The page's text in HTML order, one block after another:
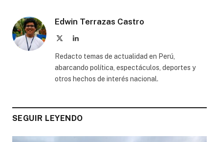
Edwin Terrazas Castro
LinkedIn
Redacto temas de actualidad en Perú,
abarcando política, espectáculos, deportes y
otros hechos de interés nacional.
SEGUIR LEYENDO